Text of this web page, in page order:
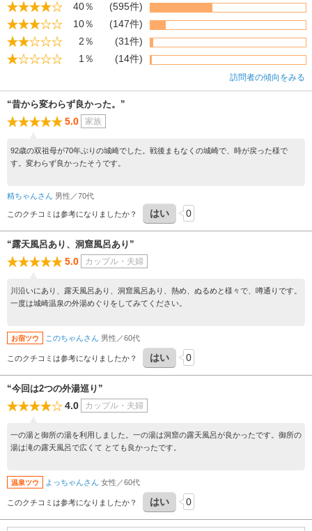
40％
(595件)
10％
(147件)
2％
(31件)
1％
(14件)
訪問者の傾向をみる
“昔から変わらず良かった。”
5.0 家族
92歳の双祖母が70年ぶりの城崎でした。戦後まもなくの城崎で、時が戻った様で
す。変わらず良かったそうです。
精ちゃんさん 男性／70代
このクチコミは参考になりましたか？ はい 0
“露天風呂あり、洞窟風呂あり”
5.0 カップル・夫婦
川沿いにあり、露天風呂あり、洞窟風呂あり、熱め、ぬるめと様々で、噂通りです。
一度は城崎温泉の外湯めぐりをしてみてください。
お宿ツウ このちゃんさん 男性／60代
このクチコミは参考になりましたか？ はい 0
“今回は2つの外湯巡り”
4.0 カップル・夫婦
一の湯と御所の湯を利用しました。一の湯は洞窟の露天風呂が良かったです。御所の
湯は滝の露天風呂で広くて とても良かったです。
温泉ツウ よっちゃんさん 女性／60代
このクチコミは参考になりましたか？ はい 0